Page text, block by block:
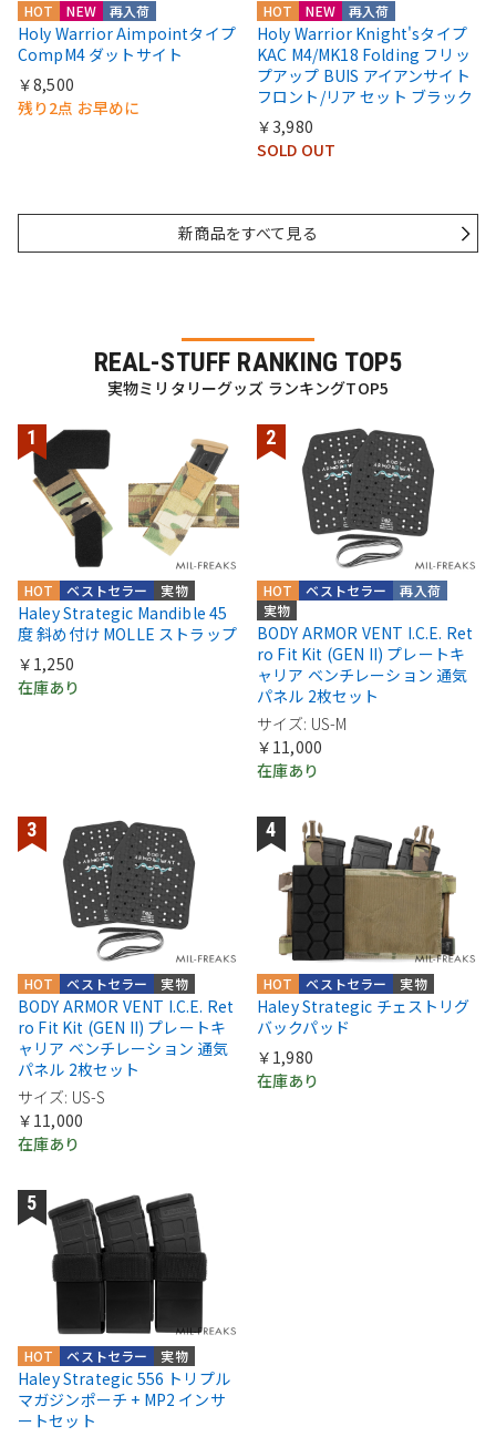
HOT NEW 再入荷
Holy Warrior Aimpointタイプ
CompM4 ダットサイト
￥8,500
残り2点 お早めに
HOT NEW 再入荷
Holy Warrior Knight'sタイプ
KAC M4/MK18 Folding フリッ
プアップ BUIS アイアンサイト
フロント/リア セット ブラック
￥3,980
SOLD OUT
新商品をすべて見る
REAL-STUFF RANKING TOP5
実物ミリタリーグッズ ランキングTOP5
実物
ベストセラー
HOT
Haley Strategic Mandible 45
度 斜め付け MOLLE ストラップ
￥1,250
在庫あり
実物
再入荷
ベストセラー
HOT
BODY ARMOR VENT I.C.E. Ret
ro Fit Kit (GEN II) プレートキ
ャリア ベンチレーション 通気
パネル 2枚セット
サイズ: US-M
￥11,000
在庫あり
実物
ベストセラー
HOT
BODY ARMOR VENT I.C.E. Ret
ro Fit Kit (GEN II) プレートキ
ャリア ベンチレーション 通気
パネル 2枚セット
サイズ: US-S
￥11,000
在庫あり
実物
ベストセラー
HOT
Haley Strategic チェストリグ
バックパッド
￥1,980
在庫あり
実物
ベストセラー
HOT
Haley Strategic 556 トリプル
マガジンポーチ + MP2 インサ
ートセット